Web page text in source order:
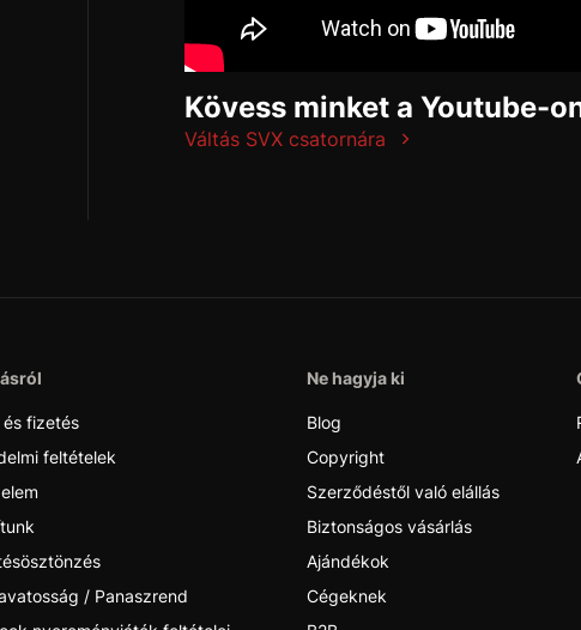
Kövess minket a Youtube-
Váltás SVX csatornára
és fizetés
feltételek
/ Panaszrend
Ne hagyja ki
Blog
Copyright
Szerződéstől való elállás
Biztonságos vásárlás
Ajándékok
Cégeknek